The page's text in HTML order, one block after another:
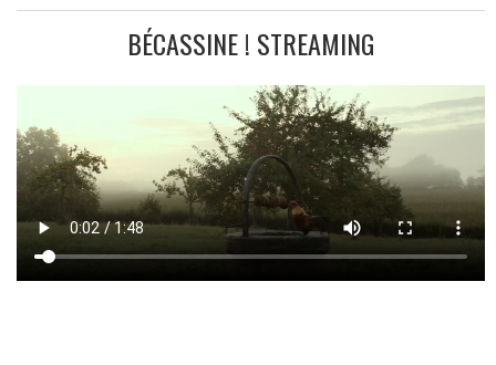
BÉCASSINE ! STREAMING